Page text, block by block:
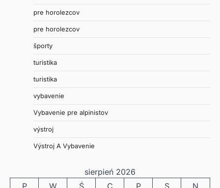
pre horolezcov
pre horolezcov
športy
turistika
turistika
vybavenie
Vybavenie pre alpinistov
výstroj
Výstroj A Vybavenie
sierpień 2026
P
W Ś C P S
N